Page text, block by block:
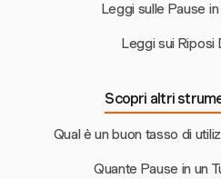
Leggi sulle Pause
Leggi sui Riposi
Scopri altri
Qual è un buon tasso di
Quante Pause in un